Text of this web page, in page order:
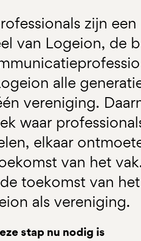
zijn
van Logeion, de
alle
vereniging.
waar
elkaar
van het
toekomst van
als vereniging.
stap nu nodig is